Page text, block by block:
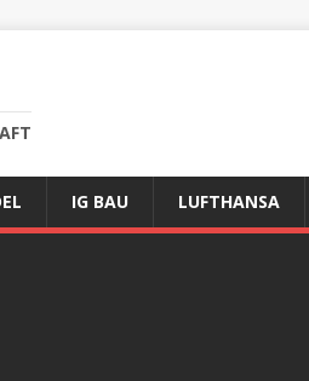
IG BAU LUFTHANSA